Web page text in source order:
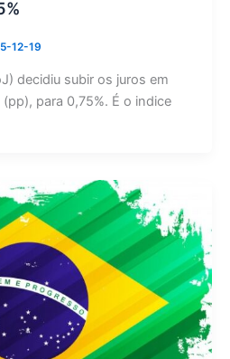
12-19
decidiu subir os juros em
para 0,75%. É o indice